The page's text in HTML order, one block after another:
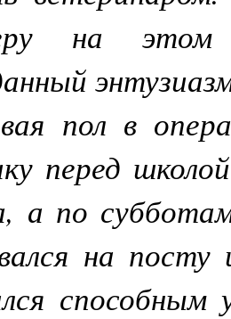
на этом
пол в
перед
а по
на посту